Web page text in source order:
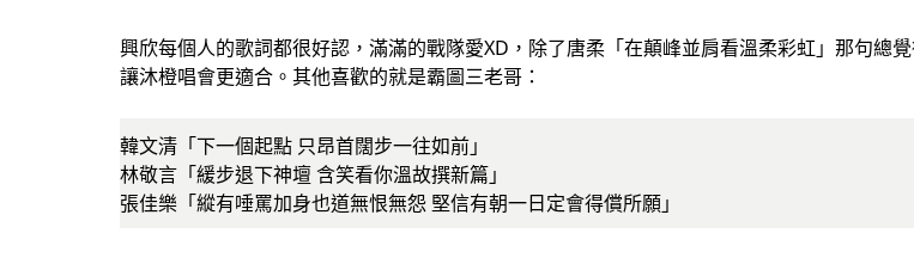
興欣每個人的歌詞都很好認，滿滿的戰隊愛XD，除了唐柔「在顛峰並肩看溫柔彩虹」那句總
讓沐橙唱會更適合。其他喜歡的就是霸圖三老哥：
韓文清「下一個起點 只昂首闊步一往如前」
林敬言「緩步退下神壇 含笑看你溫故撰新篇」
張佳樂「縱有唾罵加身也道無恨無怨 堅信有朝一日定會得償所願」